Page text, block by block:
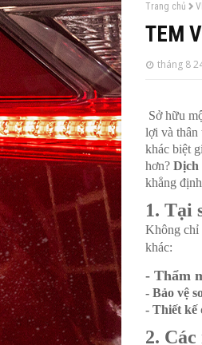
Trang chủ
TEM
tháng 8
Sở hữu
lợi và thân
khác biệt
hơn? Dịch
khẳng
1. Tại
Không chỉ
khác:
- Thẩm
- Bảo vệ
- Thiết kế
2.